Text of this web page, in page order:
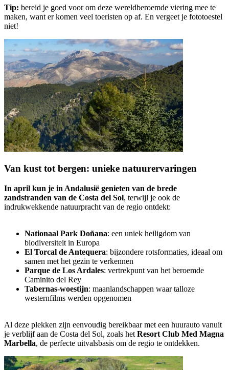
Tip: bereid je goed voor om deze wereldberoemde viering mee te
maken, want er komen veel toeristen op af. En vergeet je fototoestel
niet!
Van kust tot bergen: unieke natuurervaringen
In april kun je in Andalusië genieten van de brede
zandstranden van de Costa del Sol, terwijl je ook de
indrukwekkende natuurpracht van de regio ontdekt:
Nationaal Park Doñana: een uniek heiligdom van
biodiversiteit in Europa
El Torcal de Antequera: bijzondere rotsformaties, ideaal om
samen met het gezin te verkennen
Parque de Los Ardales: vertrekpunt van het beroemde
Caminito del Rey
Tabernas-woestijn: maanlandschappen waar talloze
westernfilms werden opgenomen
Al deze plekken zijn eenvoudig bereikbaar met een huurauto vanuit
je verblijf aan de Costa del Sol, zoals het Resort Club Med Magna
Marbella, de perfecte uitvalsbasis om de regio te ontdekken.